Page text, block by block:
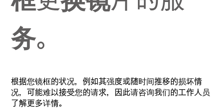
务。
根据您镜框的状况，例如其强度或随时间推移的损坏情
况，可能难以接受您的请求，因此请咨询我们的工作人员
了解更多详情。